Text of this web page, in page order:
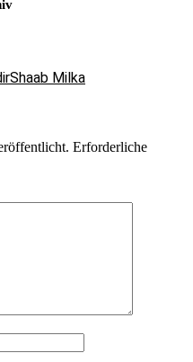
Shaab Milka
Erforderliche